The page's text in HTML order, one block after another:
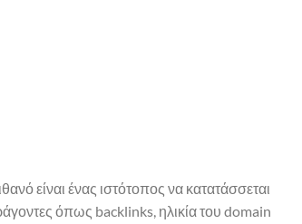
είναι ένας ιστότοπος να κατατάσσεται
όπως backlinks, ηλικία του domain